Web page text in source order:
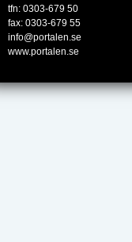
tfn: 0303-679 50
fax: 0303-679 55
info@portalen.se
www.portalen.se